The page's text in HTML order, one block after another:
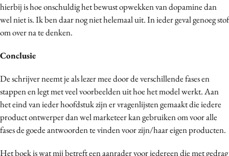
hierbij is hoe onschuldig het bewust opwekken van dopamine dan
wel niet is. Ik ben daar nog niet helemaal uit. In ieder geval genoeg stof
om over na te denken.
Conclusie
De schrijver neemt je als lezer mee door de verschillende fases en
stappen en legt met veel voorbeelden uit hoe het model werkt. Aan
het eind van ieder hoofdstuk zijn er vragenlijsten gemaakt die iedere
product ontwerper dan wel marketeer kan gebruiken om voor alle
fases de goede antwoorden te vinden voor zijn/haar eigen producten.
Het boek is wat mij betreft een aanrader voor iedereen die met gedrag